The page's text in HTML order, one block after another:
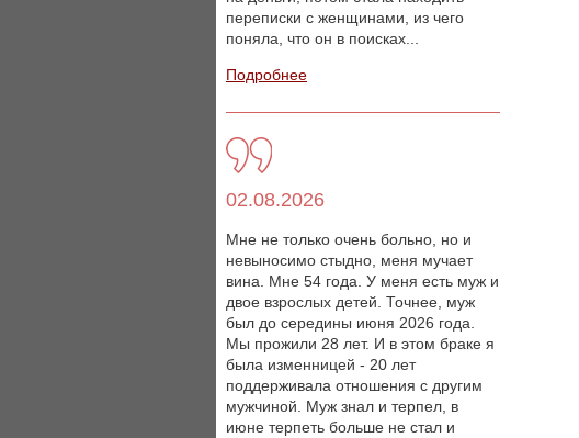
переписки с женщинами, из чего
поняла, что он в поисках...
Подробнее
02.08.2026
Мне не только очень больно, но и
невыносимо стыдно, меня мучает
вина. Мне 54 года. У меня есть муж и
двое взрослых детей. Точнее, муж
был до середины июня 2026 года.
Мы прожили 28 лет. И в этом браке я
была изменницей - 20 лет
поддерживала отношения с другим
мужчиной. Муж знал и терпел, в
июне терпеть больше не стал и